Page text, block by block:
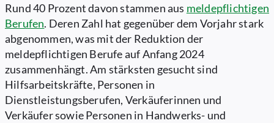
Rund 40 Prozent davon stammen aus meldepflichtigen
Berufen. Deren Zahl hat gegenüber dem Vorjahr stark
abgenommen, was mit der Reduktion der
meldepflichtigen Berufe auf Anfang 2024
zusammenhängt. Am stärksten gesucht sind
Hilfsarbeitskräfte, Personen in
Dienstleistungsberufen, Verkäuferinnen und
Verkäufer sowie Personen in Handwerks- und